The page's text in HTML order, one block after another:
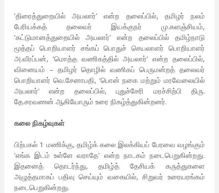
‘திரைத்துறையில் அயலார்’ என்ற தலைப்பில், தமிழர் நலம்
பேரியக்கத் தலைவர் இயக்குநர் மு.களஞ்சியம்,
‘கட்டுமானத்துறையில் அயலார்’ என்ற தலைப்பில் தமிழ்நாடு
மூத்தப் பொறியாளர் சங்கப் பொதுச் செயலாளர் பொறியாளர்
அ.வீரப்பன், ‘மொத்த வணிகத்தில் அயலார்’ என்ற தலைப்பில்,
வினையம் – தமிழர் தொழில் வணிகப் பெருமன்றத் தலைவர்
பொறியாளர் வெ.சேனாபதி, ‘பொன் நகை மற்றும் மரவேலையில்
அயலார்’ என்ற தலைப்பில், புதுச்சேரி மரச்சிற்பி திரு.
தே.சரவணன் ஆகியோரும் உரை நிகழ்த்துகின்றனர்.
கலை நிகழ்வுகள்
பிற்பகல் 1 மணிக்கு, தமிழ்க் கலை இலக்கியப் பேரவை வழங்கும்
‘எங்க இடம் உள்ளே வராதே’ என்ற நாடகம் நடைபெறுகின்றது.
இதனைத் தொடர்ந்து, தமிழ்த் தேசியக் கருத்துகளை
அழுத்தமாகப் பதிவு செய்யும் வகையில், சிறுவர் உரையரங்கம்
நடைபெறுகின்றது.